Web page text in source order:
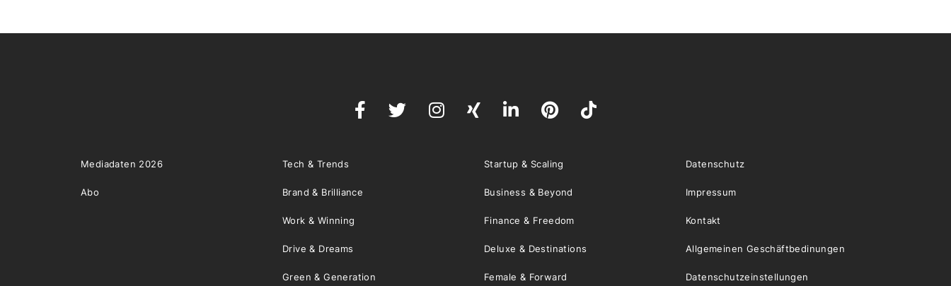
Mediadaten 2026
Abo
Tech & Trends Startup & Scaling
Brand & Brilliance Business & Beyond
Work & Winning Finance & Freedom
Drive & Dreams Deluxe & Destinations
Green & Generation Female & Forward
Datenschutz
Impressum
Kontakt
Allgemeinen Geschäftbedinungen
Datenschutzeinstellungen